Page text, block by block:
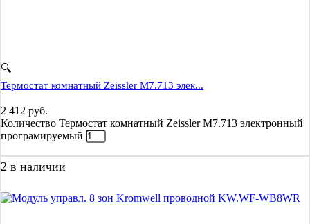
🔍
Термостат комнатный Zeissler M7.713 элек...
2 412 руб.
Количество Термостат комнатный Zeissler M7.713 электронный
програмируемый
2 в наличии